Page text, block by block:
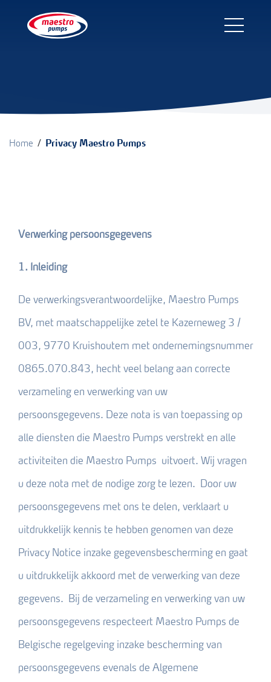
Home / Privacy Maestro Pumps
Verwerking persoonsgegevens
1. Inleiding
De verwerkingsverantwoordelijke, Maestro Pumps
BV, met maatschappelijke zetel te Kazerneweg 3 /
003, 9770 Kruishoutem met ondernemingsnummer
0865.070.843, hecht veel belang aan correcte
verzameling en verwerking van uw
persoonsgegevens. Deze nota is van toepassing op
alle diensten die Maestro Pumps verstrekt en alle
activiteiten die Maestro Pumps uitvoert. Wij vragen
u deze nota met de nodige zorg te lezen. Door uw
persoonsgegevens met ons te delen, verklaart u
uitdrukkelijk kennis te hebben genomen van deze
Privacy Notice inzake gegevensbescherming en gaat
u uitdrukkelijk akkoord met de verwerking van deze
gegevens. Bij de verzameling en verwerking van uw
persoonsgegevens respecteert Maestro Pumps de
Belgische regelgeving inzake bescherming van
persoonsgegevens evenals de Algemene